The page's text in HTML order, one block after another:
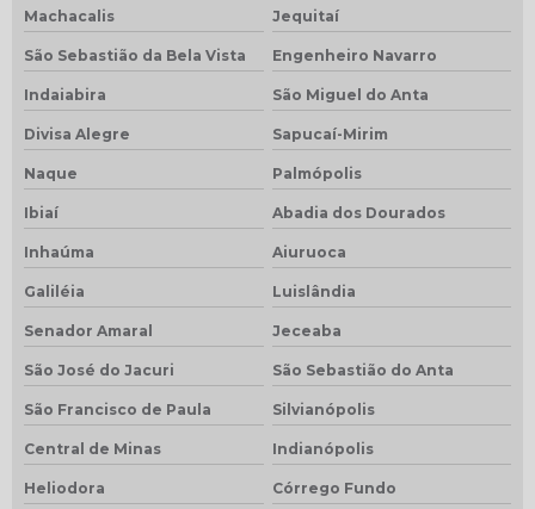
Machacalis Jequitaí
São Sebastião da Bela Vista Engenheiro Navarro
Indaiabira São Miguel do Anta
Divisa Alegre Sapucaí-Mirim
Naque Palmópolis
Ibiaí Abadia dos Dourados
Inhaúma Aiuruoca
Galiléia Luislândia
Senador Amaral Jeceaba
São José do Jacuri São Sebastião do Anta
São Francisco de Paula Silvianópolis
Central de Minas Indianópolis
Heliodora Córrego Fundo